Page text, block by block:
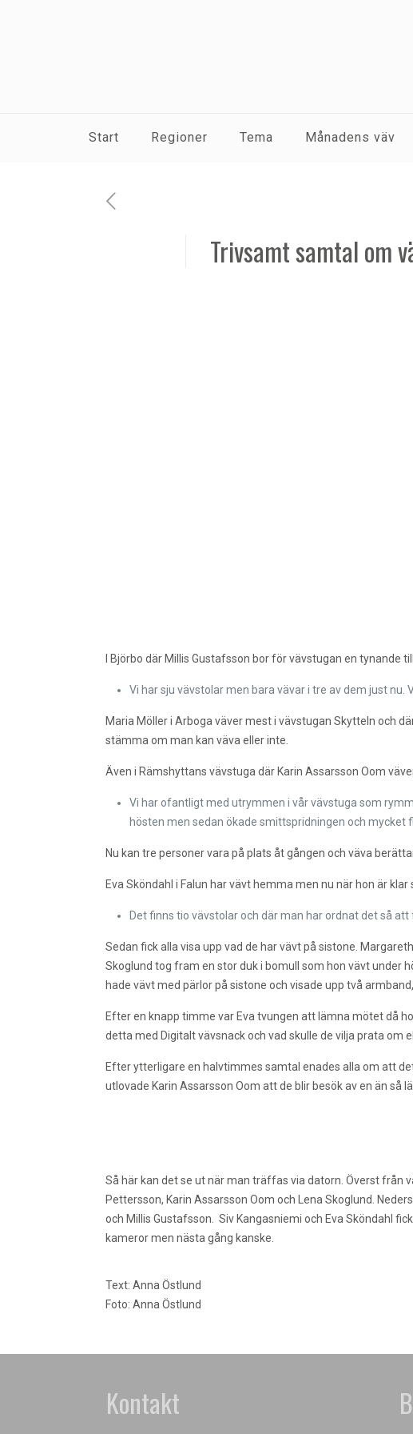
Start Regioner Tema Månadens väv
Trivsamt samtal om
I Björbo där Millis Gustafsson bor för vävstugan en tynande
Vi har sju vävstolar men bara vävar i tre av dem just
Maria Möller i Arboga väver mest i vävstugan Skytteln och
stämma om man kan väva eller inte.
Även i Rämshyttans vävstuga där Karin Assarsson Oom
Vi har ofantligt med utrymmen i vår vävstuga som
hösten men sedan ökade smittspridningen och mycket
Nu kan tre personer vara på plats åt gången och väva
Eva Sköndahl i Falun har vävt hemma men nu när hon är
Det finns tio vävstolar och där man har ordnat det så
Sedan fick alla visa upp vad de har vävt på sistone.
Skoglund tog fram en stor duk i bomull som hon vävt under
hade vävt med pärlor på sistone och visade upp två
Efter en knapp timme var Eva tvungen att lämna mötet då
detta med Digitalt vävsnack och vad skulle de vilja prata om
Efter ytterligare en halvtimmes samtal enades alla om att
utlovade Karin Assarsson Oom att de blir besök av en än så
Så här kan det se ut när man träffas via datorn. Överst från
Pettersson, Karin Assarsson Oom och Lena Skoglund.
och Millis Gustafsson. Siv Kangasniemi och Eva Sköndahl
kameror men nästa gång kanske.
Text: Anna Östlund
Foto: Anna Östlund
Kontakt